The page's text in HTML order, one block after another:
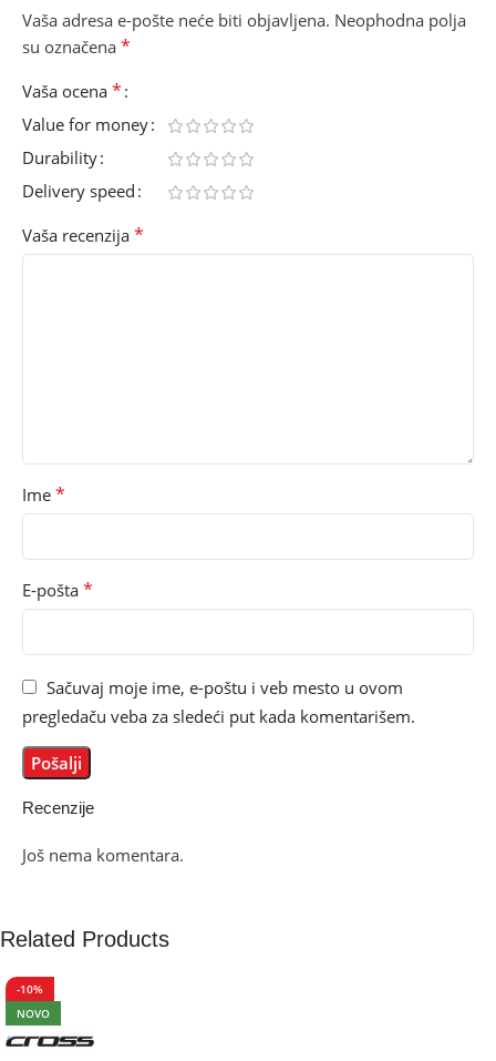
Recenzije
Još nema komentara.
Vaša adresa e-pošte neće biti objavljena. Neophodna polja
su označena *
Vaša ocena *
Value for money
Durability
Delivery speed
Vaša recenzija *
Ime *
E-pošta *
Sačuvaj moje ime, e-poštu i veb mesto u ovom
pregledaču veba za sledeći put kada komentarišem.
Related Products
-10%
NOVO